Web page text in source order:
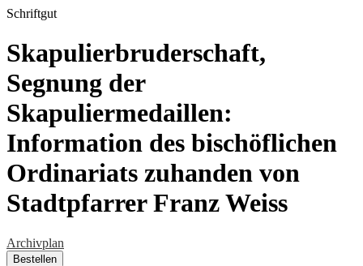
Schriftgut
Skapulierbruderschaft,
Segnung der
Skapuliermedaillen:
Information des bischöflichen
Ordinariats zuhanden von
Stadtpfarrer Franz Weiss
Archivplan
Bestellen